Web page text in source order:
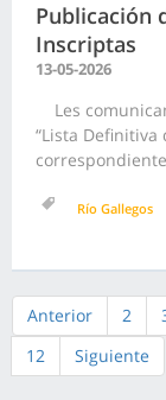
Publicación
Inscriptas
13-05-2026
Les
“Lista Definitiva
Río Gallegos
Anterior 2
12
Siguiente